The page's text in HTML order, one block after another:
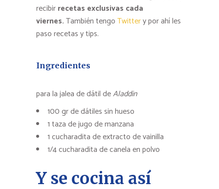
recibirrecetas exclusivas cada
viernes.También tengoTwittery por ahí les
paso recetas y tips.
Ingredientes
para la jalea de dátil deAladdin
100 gr de dátiles sin hueso
1 taza de jugo de manzana
1 cucharadita de extracto de vainilla
1/4 cucharadita de canela en polvo
Y se cocina así